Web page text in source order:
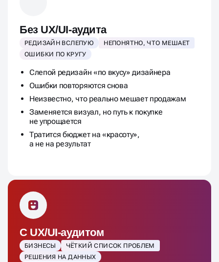
Без UX/UI-аудита
РЕДИЗАЙН ВСЛЕПУЮ
НЕПОНЯТНО, ЧТО МЕШАЕТ
ОШИБКИ ПО КРУГУ
Слепой редизайн «по вкусу» дизайнера
Ошибки повторяются снова
Неизвестно, что реально мешает продажам
Заменяется визуал, но путь к покупке
не упрощается
Тратится бюджет на «красоту»,
а не на результат
С UX/UI-аудитом
БИЗНЕСЫ
ЧЁТКИЙ СПИСОК ПРОБЛЕМ
РЕШЕНИЯ НА ДАННЫХ